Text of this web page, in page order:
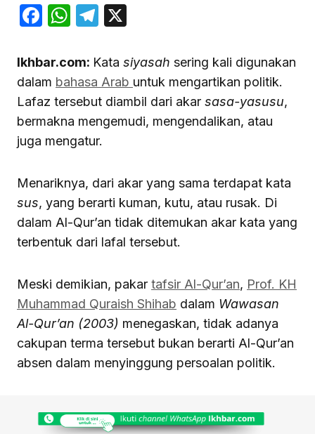
Facebook
WhatsApp
Telegram
Ikhbar.com: Kata siyasah sering kali digunakan
dalam bahasa Arab untuk mengartikan politik.
Lafaz tersebut diambil dari akar sasa-yasusu,
bermakna mengemudi, mengendalikan, atau
juga mengatur.
Menariknya, dari akar yang sama terdapat kata
sus, yang berarti kuman, kutu, atau rusak. Di
dalam Al-Qur’an tidak ditemukan akar kata yang
terbentuk dari lafal tersebut.
Meski demikian, pakar tafsir Al-Qur’an, Prof. KH
Muhammad Quraish Shihab dalam Wawasan
Al-Qur’an (2003) menegaskan, tidak adanya
cakupan terma tersebut bukan berarti Al-Qur’an
absen dalam menyinggung persoalan politik.